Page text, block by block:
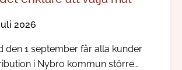
2026
den 1 september får alla kunder
i Nybro kommun större